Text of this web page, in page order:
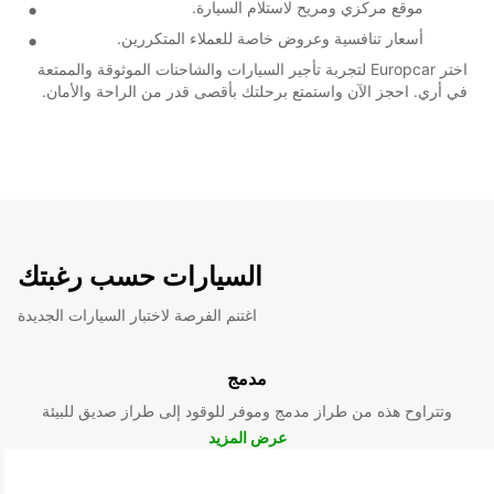
موقع مركزي ومريح لاستلام السيارة.
أسعار تنافسية وعروض خاصة للعملاء المتكررين.
اختر Europcar لتجربة تأجير السيارات والشاحنات الموثوقة والممتعة
في أري. احجز الآن واستمتع برحلتك بأقصى قدر من الراحة والأمان.
السيارات حسب رغبتك
اغتنم الفرصة لاختبار السيارات الجديدة
مدمج
وتتراوح هذه من طراز مدمج وموفر للوقود إلى طراز صديق للبيئة
عرض المزيد